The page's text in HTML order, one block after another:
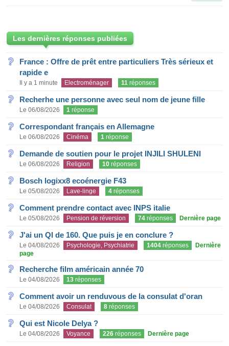
Les dernières réponses publiées
France : Offre de prêt entre particuliers Très sérieux et
rapide e
Il y a 1 minute Electroménager 11 réponses
Recherhe une personne avec seul nom de jeune fille
Le 06/08/2026 1 réponse
Correspondant français en Allemagne
Le 06/08/2026 Cinéma 1 réponse
Demande de soutien pour le projet INJILI SHULENI
Le 06/08/2026 Religion 10 réponses
Bosch logixx8 ecoénergie F43
Le 05/08/2026 Lave-linge 4 réponses
Comment prendre contact avec INPS italie
Le 05/08/2026 Pension de réversion 74 réponses Dernière page
J'ai un QI de 160. Que puis je en conclure ?
Le 04/08/2026 Psychologie, Psychiatrie 1404 réponses
Dernière
page
Recherche film américain année 70
Le 04/08/2026 13 réponses
Comment avoir un renduvous de la consulat d'oran
Le 04/08/2026 Consulat 8 réponses
Qui est Nicole Delya ?
Le 04/08/2026 Voyance 226 réponses Dernière page